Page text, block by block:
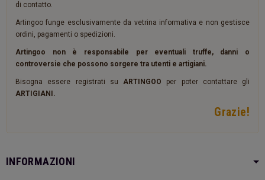
di contatto.
Artingoo funge esclusivamente da vetrina informativa e non gestisce
ordini, pagamenti o spedizioni.
Artingoo non è responsabile per eventuali truffe, danni o
controversie che possono sorgere tra utenti e artigiani.
Bisogna essere registrati su ARTINGOO per poter contattare gli
ARTIGIANI.
Grazie!
INFORMAZIONI